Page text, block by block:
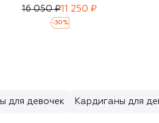
16 050 ₽11 250 ₽
-30 %
для девочек Кардиганы для